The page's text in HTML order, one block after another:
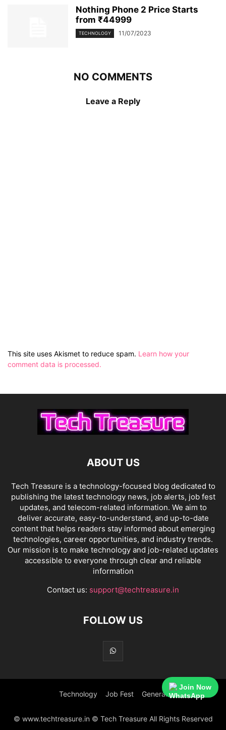
Nothing Phone 2 Price Starts
from ₹44999
TECHNOLOGY 11/07/2023
NO COMMENTS
Leave a Reply
This site uses Akismet to reduce spam. Learn how your
comment data is processed.
ABOUT US
Tech Treasure is a technology-focused blog dedicated to
publishing the latest technology news, job alerts, job fest
updates, and telecom-related information. We aim to
deliver accurate, easy-to-understand, and up-to-date
content that helps readers stay informed about emerging
technologies, career opportunities, and industry trends.
Our mission is to make technology and job-related updates
accessible to everyone through clear and reliable
information
Contact us: support@techtreasure.in
FOLLOW US
Technology Job Fest General
© www.techtreasure.in © Tech Treasure All Rights Reserved
Join Now